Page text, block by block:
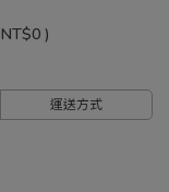
NT$0 )
運送方式